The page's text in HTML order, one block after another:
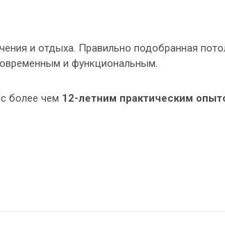
и отдыха. Правильно подобранная
и функциональным.
с более чем 12-летним практическим